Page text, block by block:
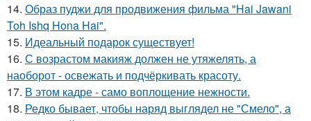
14. Образ пуджи для продвижения фильма "Hai Jawani
Toh Ishq Hona Hai".
15. Идеальный подарок существует!
16. С возрастом макияж должен не утяжелять, а
наоборот - освежать и подчёркивать красоту.
17. В этом кадре - само воплощение нежности.
18. Редко бывает, чтобы наряд выглядел не "Смело", а